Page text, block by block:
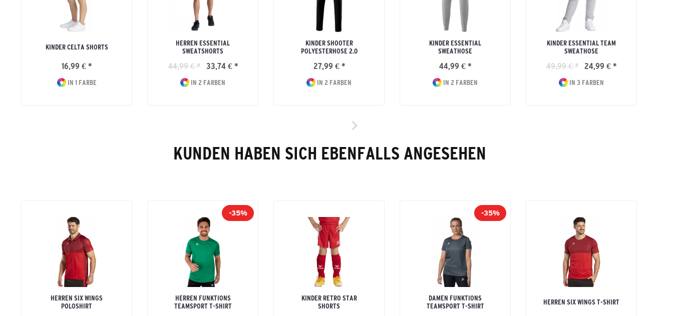
KINDER CELTA SHORTS
16,99 € *
IN 1 FARBE
HERREN ESSENTIAL
SWEATSHORTS
44,99 € * 33,74 € *
IN 2 FARBEN
KINDER SHOOTER
POLYESTERHOSE 2.0
27,99 € *
IN 2 FARBEN
KINDER ESSENTIAL
SWEATHOSE
44,99 € *
IN 2 FARBEN
KINDER ESSENTIAL TEAM
SWEATHOSE
49,99 € * 24,99 € *
IN 3 FARBEN
KUNDEN HABEN SICH EBENFALLS ANGESEHEN
HERREN SIX WINGS
POLOSHIRT
-35%
HERREN FUNKTIONS
TEAMSPORT T-SHIRT
KINDER RETRO STAR
SHORTS
-35%
DAMEN FUNKTIONS
TEAMSPORT T-SHIRT
HERREN SIX WINGS T-SHIRT